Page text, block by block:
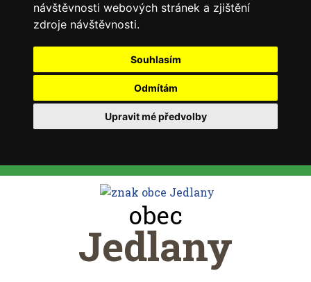
návštěvnosti webových stránek a zjištění
zdroje návštěvnosti.
Souhlasím
Odmítám
Upravit mé předvolby
obec
Jedlany